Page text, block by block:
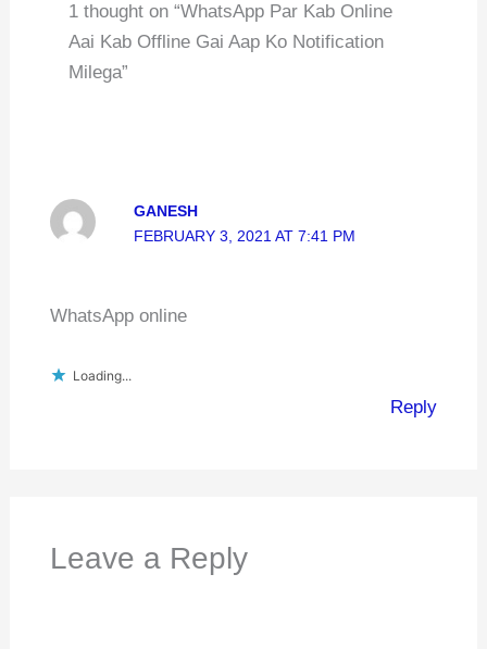
1 thought on “WhatsApp Par Kab Online
Aai Kab Offline Gai Aap Ko Notification
Milega”
GANESH
FEBRUARY 3, 2021 AT 7:41 PM
WhatsApp online
Loading...
Reply
Leave a Reply